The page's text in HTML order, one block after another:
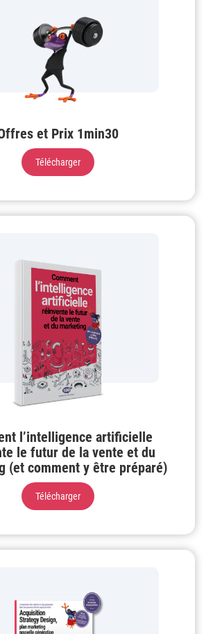
et Prix 1min30
Télécharger
l’intelligence artificielle
le futur de la vente et du
(et comment y être préparé)
Télécharger